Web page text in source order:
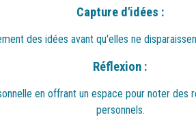
Capture d'idées :
des idées avant qu'elles ne
Réflexion :
en offrant un espace pour noter
personnels.